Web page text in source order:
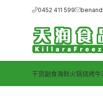
0452 411 599
干货副食海鲜火锅烧烤牛